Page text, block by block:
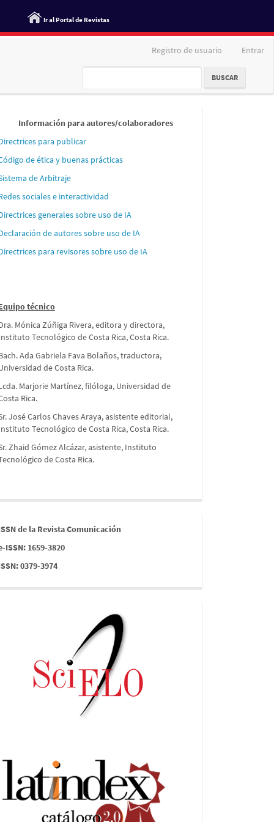
Ir al Portal de Revistas
Registro de usuario Entrar
BUSCAR
Información para autores/colaboradores
para publicar
de ética y buenas prácticas
de Arbitraje
sociales e interactividad
generales sobre uso de IA
de autores sobre uso de IA
para revisores sobre uso de IA
técnico
Mónica Zúñiga Rivera, editora y directora,
Tecnológico de Costa Rica, Costa Rica.
Ada Gabriela Fava Bolaños, traductora,
de Costa Rica.
Marjorie Martínez, filóloga, Universidad de
Rica.
José Carlos Chaves Araya, asistente editorial,
Tecnológico de Costa Rica, Costa Rica.
Zhaid Gómez Alcázar, asistente, Instituto
de Costa Rica.
de la Revista Comunicación
ISSN: 1659-3820
0379-3974